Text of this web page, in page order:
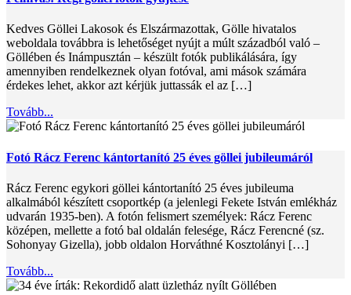
Kedves Göllei Lakosok és Elszármazottak, Gölle hivatalos
weboldala továbbra is lehetőséget nyújt a múlt századból való –
Göllében és Inámpusztán – készült fotók publikálására, így
amennyiben rendelkeznek olyan fotóval, ami mások számára
érdekes lehet, akkor azt kérjük juttassák el az […]
Tovább...
Fotó Rácz Ferenc kántortanító 25 éves göllei jubileumáról
Rácz Ferenc egykori göllei kántortanító 25 éves jubileuma
alkalmából készített csoportkép (a jelenlegi Fekete István emlékház
udvarán 1935-ben). A fotón felismert személyek: Rácz Ferenc
középen, mellette a fotó bal oldalán felesége, Rácz Ferencné (sz.
Sohonyay Gizella), jobb oldalon Horváthné Kosztolányi […]
Tovább...